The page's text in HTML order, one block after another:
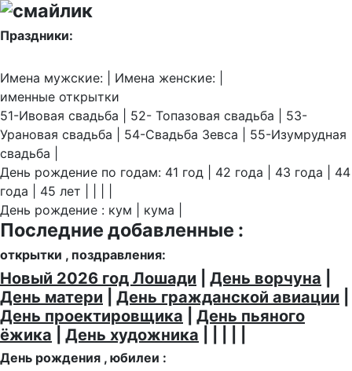
Праздники:
Имена мужские: | Имена женские: |
именные открытки
51-Ивовая свадьба | 52- Топазовая свадьба | 53-
Урановая свадьба | 54-Свадьба Зевса | 55-Изумрудная
свадьба |
День рождение по годам: 41 год | 42 года | 43 года | 44
года | 45 лет | | | |
День рождение : кум | кума |
Последние добавленные :
открытки , поздравления:
Новый 2026 год Лошади День ворчуна
День матери
День гражданской авиации
День проектировщика
День пьяного
ёжика
День художника
День рождения , юбилеи :